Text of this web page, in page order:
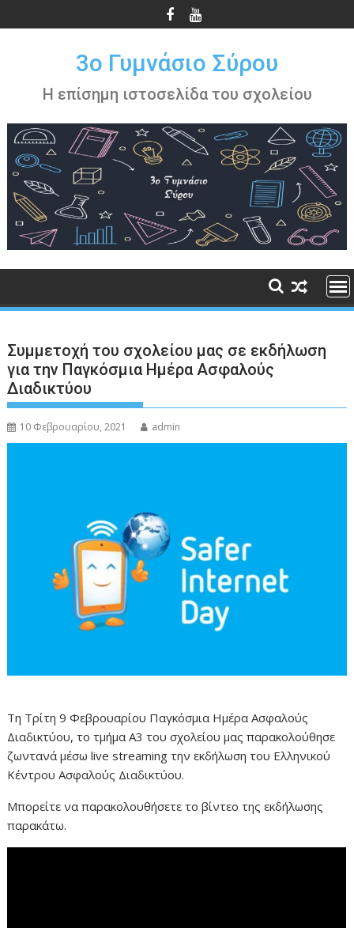
στο
3ο Γυμνάσιο Σύρου
Η επίσημη ιστοσελίδα του σχολείου
Συμμετοχή του σχολείου μας σε εκδήλωση
για την Παγκόσμια Ημέρα Ασφαλούς
Διαδικτύου
10 Φεβρουαρίου, 2021 admin
Τη Τρίτη 9 Φεβρουαρίου Παγκόσμια Ημέρα Ασφαλούς
Διαδικτύου, το τμήμα Α3 του σχολείου μας παρακολούθησε
ζωντανά μέσω live streaming την εκδήλωση του Ελληνικού
Κέντρου Ασφαλούς Διαδικτύου.
Μπορείτε να παρακολουθήσετε το βίντεο της εκδήλωσης
παρακάτω.